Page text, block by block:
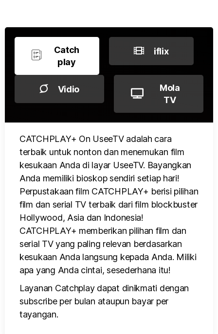
Catch
play
iflix
Vidio
Mola
TV
CATCHPLAY+ On UseeTV adalah cara
terbaik untuk nonton dan menemukan film
kesukaan Anda di layar UseeTV. Bayangkan
Anda memiliki bioskop sendiri setiap hari!
Perpustakaan film CATCHPLAY+ berisi pilihan
film dan serial TV terbaik dari film blockbuster
Hollywood, Asia dan Indonesia!
CATCHPLAY+ memberikan pilihan film dan
serial TV yang paling relevan berdasarkan
kesukaan Anda langsung kepada Anda. Miliki
apa yang Anda cintai, sesederhana itu!
Layanan Catchplay dapat dinikmati dengan
subscribe per bulan ataupun bayar per
tayangan.